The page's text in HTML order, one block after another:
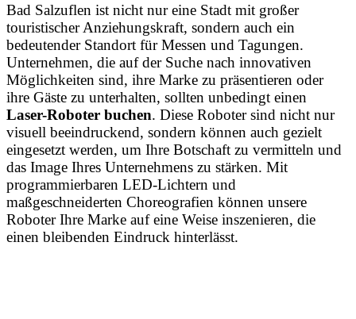
Bad Salzuflen ist nicht nur eine Stadt mit großer
touristischer Anziehungskraft, sondern auch ein
bedeutender Standort für Messen und Tagungen.
Unternehmen, die auf der Suche nach innovativen
Möglichkeiten sind, ihre Marke zu präsentieren oder
ihre Gäste zu unterhalten, sollten unbedingt einen
Laser-Roboter buchen. Diese Roboter sind nicht nur
visuell beeindruckend, sondern können auch gezielt
eingesetzt werden, um Ihre Botschaft zu vermitteln und
das Image Ihres Unternehmens zu stärken. Mit
programmierbaren LED-Lichtern und
maßgeschneiderten Choreografien können unsere
Roboter Ihre Marke auf eine Weise inszenieren, die
einen bleibenden Eindruck hinterlässt.